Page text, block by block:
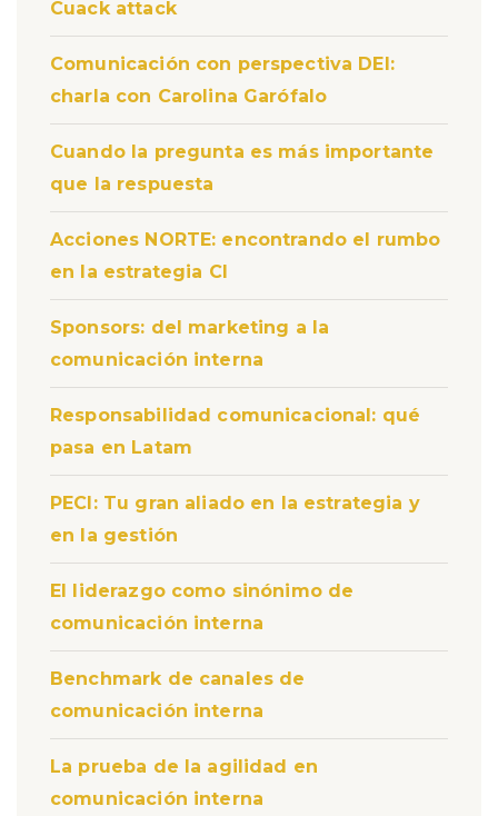
Cuack attack
Comunicación con perspectiva DEI:
charla con Carolina Garófalo
Cuando la pregunta es más importante
que la respuesta
Acciones NORTE: encontrando el rumbo
en la estrategia CI
Sponsors: del marketing a la
comunicación interna
Responsabilidad comunicacional: qué
pasa en Latam
PECI: Tu gran aliado en la estrategia y
en la gestión
El liderazgo como sinónimo de
comunicación interna
Benchmark de canales de
comunicación interna
La prueba de la agilidad en
comunicación interna